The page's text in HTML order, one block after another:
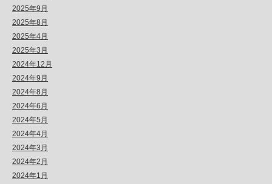
2025年9月
2025年8月
2025年4月
2025年3月
2024年12月
2024年9月
2024年8月
2024年6月
2024年5月
2024年4月
2024年3月
2024年2月
2024年1月